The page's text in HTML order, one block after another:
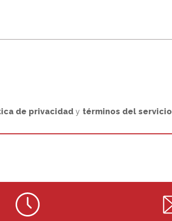
de privacidad y términos del servicio